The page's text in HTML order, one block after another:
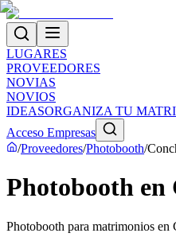
LUGARES
PROVEEDORES
NOVIAS
NOVIOS
IDEASORGANIZA TU
Acceso Empresas
/Proveedores/Photobooth/
Photobooth en
Photobooth para matrimonios en